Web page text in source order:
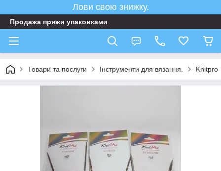
Лови свою знижку.
Продажа пряжи упаковками
Товари та послуги Інструменти для вязання. Knitpro